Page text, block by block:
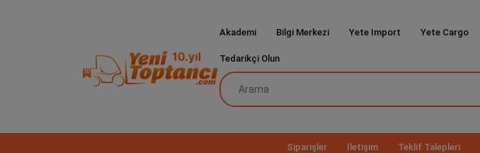
Akademi Bilgi Merkezi Yete Import Yete Cargo
Tedarikçi Olun
Siparişler İletişim Teklif Talepleri